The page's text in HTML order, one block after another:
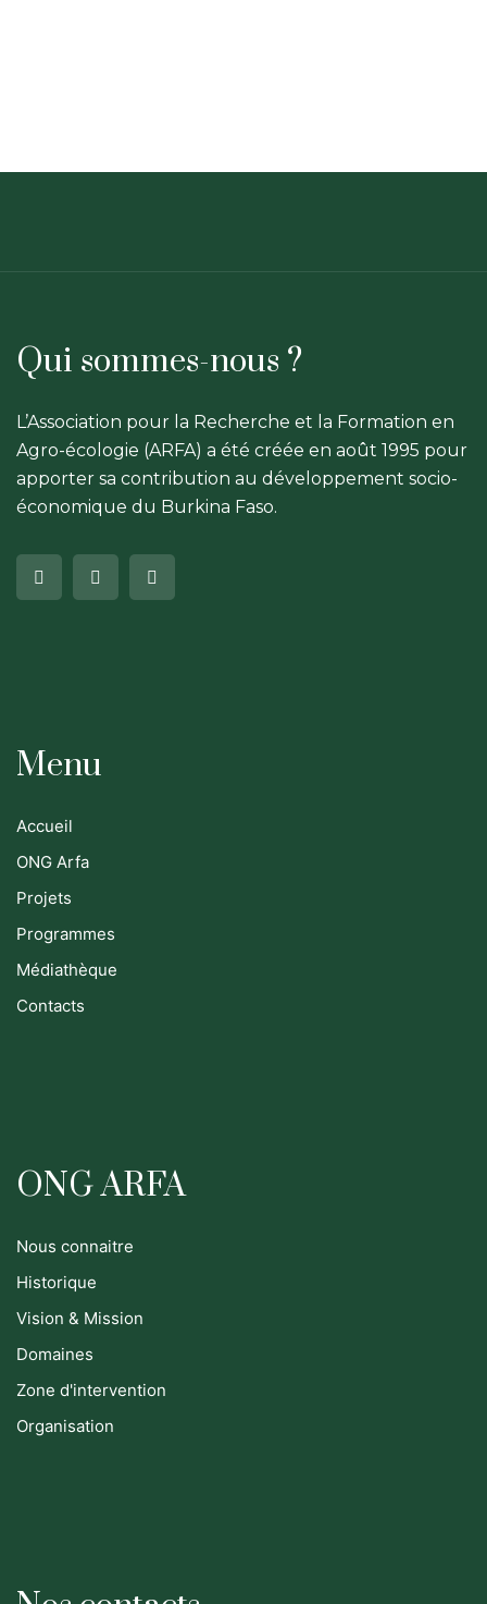
Qui sommes-nous ?
L’Association pour la Recherche et la Formation en
Agro-écologie (ARFA) a été créée en août 1995 pour
apporter sa contribution au développement socio-
économique du Burkina Faso.
Menu
Accueil
ONG Arfa
Projets
Programmes
Médiathèque
Contacts
ONG ARFA
Nous connaitre
Historique
Vision & Mission
Domaines
Zone d'intervention
Organisation